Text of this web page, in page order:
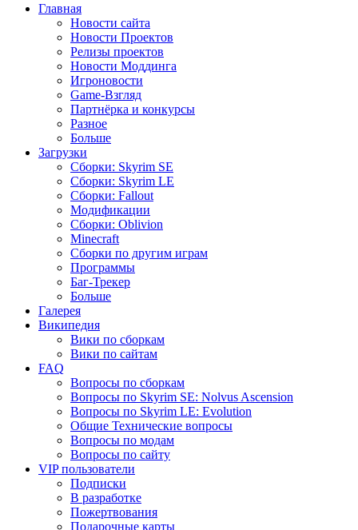
Главная
Новости сайта
Новости Проектов
Релизы проектов
Новости Моддинга
Игроновости
Game-Взгляд
Партнёрка и конкурсы
Разное
Больше
Загрузки
Сборки: Skyrim SE
Сборки: Skyrim LE
Сборки: Fallout
Модификации
Сборки: Oblivion
Minecraft
Сборки по другим играм
Программы
Баг-Трекер
Больше
Галерея
Википедия
Вики по сборкам
Вики по сайтам
FAQ
Вопросы по сборкам
Вопросы по Skyrim SE: Nolvus Ascension
Вопросы по Skyrim LE: Evolution
Общие Технические вопросы
Вопросы по модам
Вопросы по сайту
VIP пользователи
Подписки
В разработке
Пожертвования
Подарочные карты